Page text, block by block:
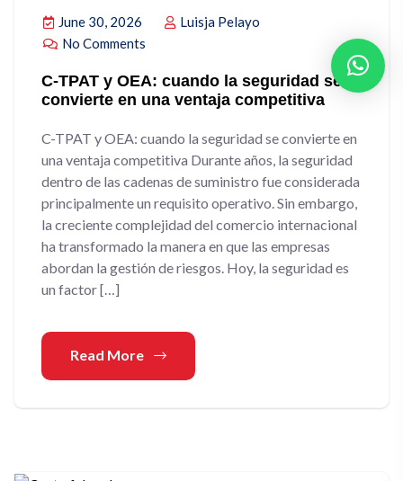
June 30, 2026
Luisja Pelayo
No Comments
C-TPAT y OEA: cuando la seguridad se
convierte en una ventaja competitiva
C-TPAT y OEA: cuando la seguridad se convierte en
una ventaja competitiva Durante años, la seguridad
dentro de las cadenas de suministro fue considerada
principalmente un requisito operativo. Sin embargo,
la creciente complejidad del comercio internacional
ha transformado la manera en que las empresas
abordan la gestión de riesgos. Hoy, la seguridad es
un factor […]
Read More